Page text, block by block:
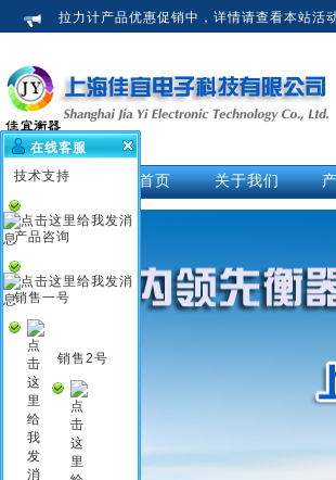
拉力计产品优惠促销中，详情请查看本站活动
网站首页 关于我们
公司介绍
行业知识
企业文化
数
无
无
在线客服
技术支持
产品咨询
销售一号
销售2号